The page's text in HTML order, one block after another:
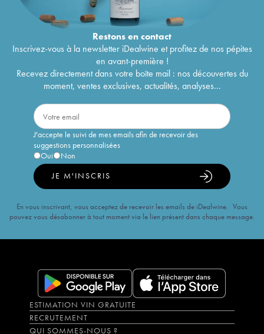
Restons encontact
Inscrivez-vous à la newsletter iDealwine et profitez de nos pépites
en avant-première !
Recevez directement dans votre boîte mail : nos découvertes du
moment, ventes exclusives, actualités, analyses...
J'accepte le suivi de mes emails afin de recevoir des
suggestions personnalisées
Oui
Non
JE M'INSCRIS
En vous inscrivant, vous acceptez de recevoir les emails de iDealwine. Vous
pouvez vous désabonner à tout moment via le lien présent dans chaque message.
ESTIMATION VIN GRATUITE
RECRUTEMENT
QUI SOMMES-NOUS ?